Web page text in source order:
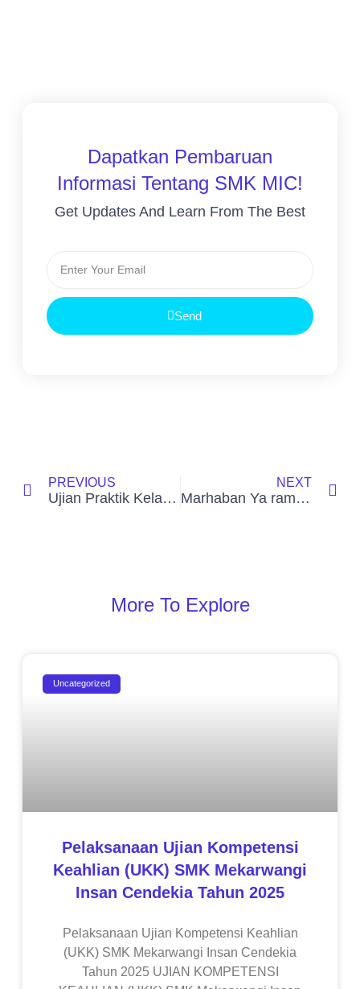
Dapatkan Pembaruan
Informasi Tentang SMK MIC!
Get Updates And Learn From The Best
Send
PREVIOUS
Ujian Praktik Kelas XII Tahun Pelajaran 2023/2024
NEXT
Marhaban Ya ramadhan
More To Explore
Uncategorized
Pelaksanaan Ujian Kompetensi
Keahlian (UKK) SMK Mekarwangi
Insan Cendekia Tahun 2025
Pelaksanaan Ujian Kompetensi Keahlian
(UKK) SMK Mekarwangi Insan Cendekia
Tahun 2025 UJIAN KOMPETENSI